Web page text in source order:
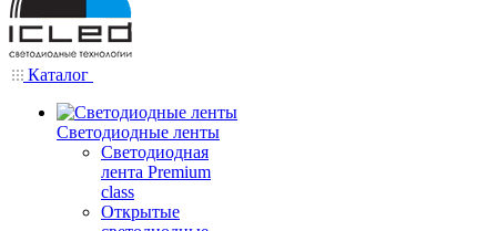
Каталог
Светодиодные ленты
Светодиодная
лента Premium
class
Открытые